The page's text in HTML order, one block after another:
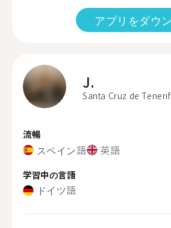
アプリをダウ
J.
Santa Cruz de
流暢
スペイン語 英語
学習中の言語
ドイツ語